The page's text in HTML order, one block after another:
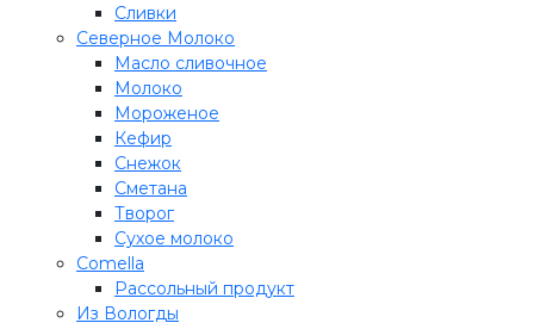
Сливки
Северное Молоко
Масло сливочное
Молоко
Мороженое
Кефир
Снежок
Сметана
Творог
Сухое молоко
Comеlla
Рассольный продукт
Из Вологды